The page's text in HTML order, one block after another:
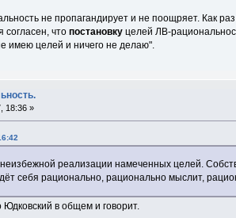
не пропагандирует и не поощряет. Как
что постановкуцелей ЛВ-
имею целей и ничего не делаю".
18:36 »
реализации намеченных целей.
себя рационально, рационально мыслит,
в общем и говорит.